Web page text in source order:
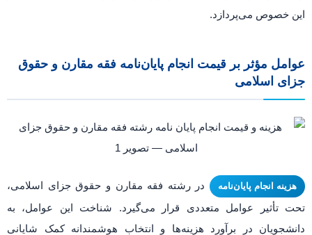
این خصوص می‌پردازد.
عوامل مؤثر بر قیمت انجام پایان‌نامه فقه مقارن و حقوق
جزای اسلامی
هزینه انجام پایان‌نامه
در رشته فقه مقارن و حقوق جزای اسلامی،
تحت تأثیر عوامل متعددی قرار می‌گیرد. شناخت این عوامل، به
دانشجویان در برآورد هزینه‌ها و انتخاب هوشمندانه کمک شایانی